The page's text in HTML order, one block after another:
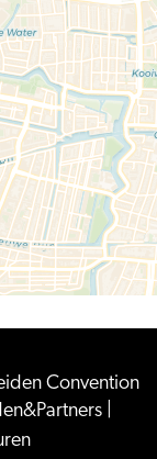
Convention